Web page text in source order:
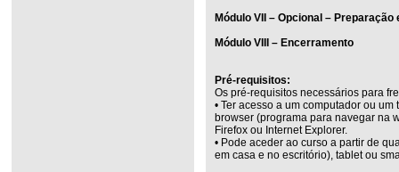
Módulo VII – Opcional – Preparação
Módulo VIII – Encerramento
Pré-requisitos:
Os pré-requisitos necessários para
• Ter acesso a um computador ou
browser (programa para navegar na
Firefox ou Internet Explorer.
• Pode aceder ao curso a partir de
em casa e no escritório), tablet ou